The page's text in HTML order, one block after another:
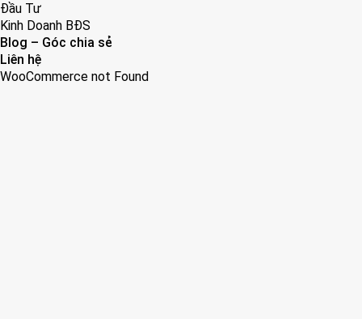
Đầu Tư
Kinh Doanh BĐS
Blog – Góc chia sẻ
Liên hệ
WooCommerce not Found